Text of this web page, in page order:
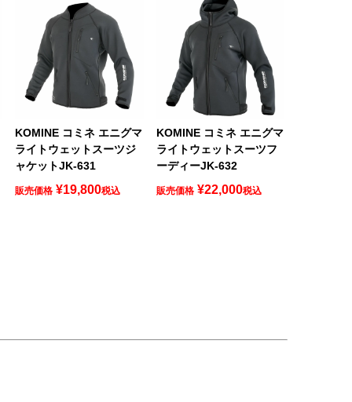
KOMINE コミネ エニグマ
ライトウェットスーツジ
ャケットJK-631
販売価格 ¥19,800税込
KOMINE コミネ エニグマ
ライトウェットスーツフ
ーディーJK-632
販売価格 ¥22,000税込